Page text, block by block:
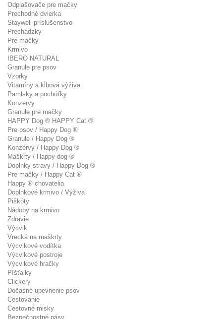
Odplašovače pre mačky
Prechodné dvierka
Staywell príslušenstvo
Prechádzky
Pre mačky
Krmivo
IBERO NATURAL
Granule pre psov
Vzorky
Vitamíny a kĺbová výživa
Pamlsky a pochúťky
Konzervy
Granule pre mačky
HAPPY Dog ® HAPPY Cat ®
Pre psov / Happy Dog ®
Granule / Happy Dog ®
Konzervy / Happy Dog ®
Maškrty / Happy dog ®
Doplnky stravy / Happy Dog ®
Pre mačky / Happy Cat ®
Happy ® chovatelia
Doplnkové krmivo / Výživa
Piškóty
Nádoby na krmivo
Zdravie
Výcvik
Vrecká na maškrty
Výcvikové vodítka
Výcvikové postroje
Výcvikové hračky
Píšťalky
Clickery
Dočasné upevnenie psov
Cestovanie
Cestovné misky
Bezpečnostné pásy